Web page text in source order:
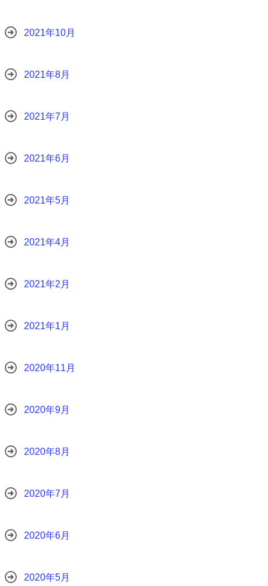
2021年10月
2021年8月
2021年7月
2021年6月
2021年5月
2021年4月
2021年2月
2021年1月
2020年11月
2020年9月
2020年8月
2020年7月
2020年6月
2020年5月